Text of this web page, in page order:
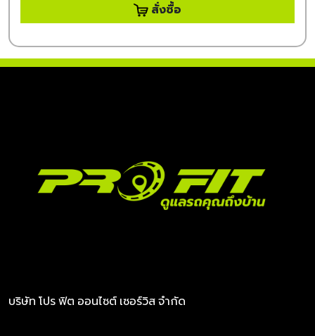
สั่งซื้อ
บริษัท โปร ฟิต ออนไซต์ เซอร์วิส จำกัด